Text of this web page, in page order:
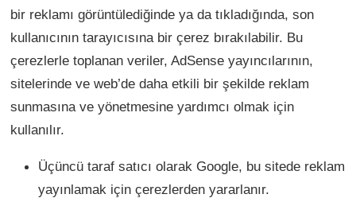
bir reklamı görüntülediğinde ya da tıkladığında, son
kullanıcının tarayıcısına bir çerez bırakılabilir. Bu
çerezlerle toplanan veriler, AdSense yayıncılarının,
sitelerinde ve web’de daha etkili bir şekilde reklam
sunmasına ve yönetmesine yardımcı olmak için
kullanılır.
Üçüncü taraf satıcı olarak Google, bu sitede reklam
yayınlamak için çerezlerden yararlanır.